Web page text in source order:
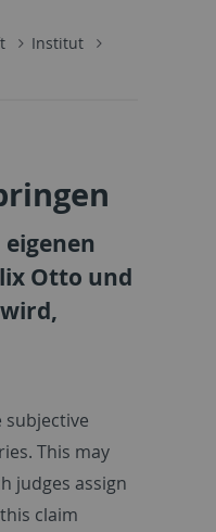
Institut
Otto und
subjective
This may
judges assign
claim